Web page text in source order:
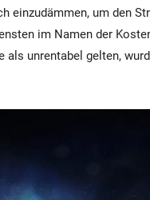
einzudämmen, um den
im Namen der
als unrentabel gelten,